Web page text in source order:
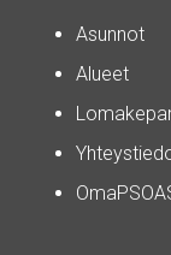
Asunnot
Alueet